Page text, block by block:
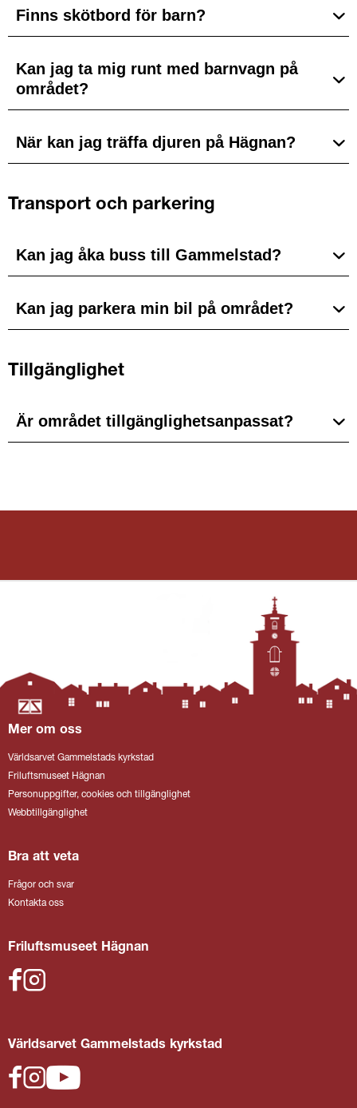
Finns skötbord för barn?
Kan jag ta mig runt med barnvagn på
området?
När kan jag träffa djuren på Hägnan?
Transport och parkering
Kan jag åka buss till Gammelstad?
Kan jag parkera min bil på området?
Tillgänglighet
Är området tillgänglighetsanpassat?
Mer om oss
Världsarvet Gammelstads kyrkstad
Friluftsmuseet Hägnan
Personuppgifter, cookies och tillgänglighet
Webbtillgänglighet
Bra att veta
Frågor och svar
Kontakta oss
Friluftsmuseet Hägnan
Världsarvet Gammelstads kyrkstad